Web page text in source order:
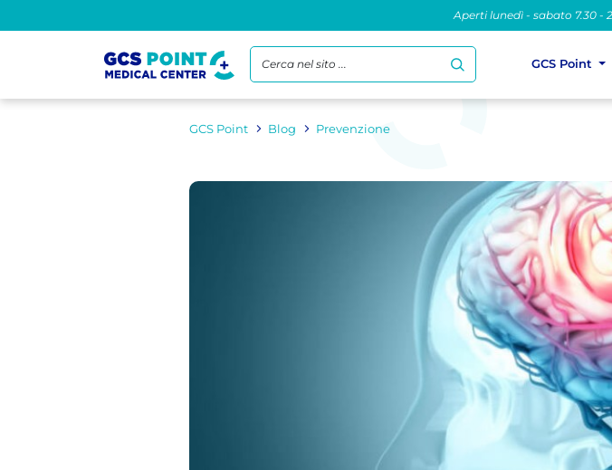
Aperti lunedì - sabato 7.30 -
Cerca nel sito ... GCS Point
GCS Point Blog Prevenzione